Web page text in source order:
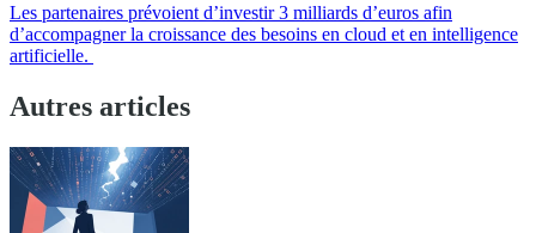
Les partenaires prévoient d’investir 3 milliards d’euros afin
d’accompagner la croissance des besoins en cloud et en intelligence
artificielle.
Autres articles